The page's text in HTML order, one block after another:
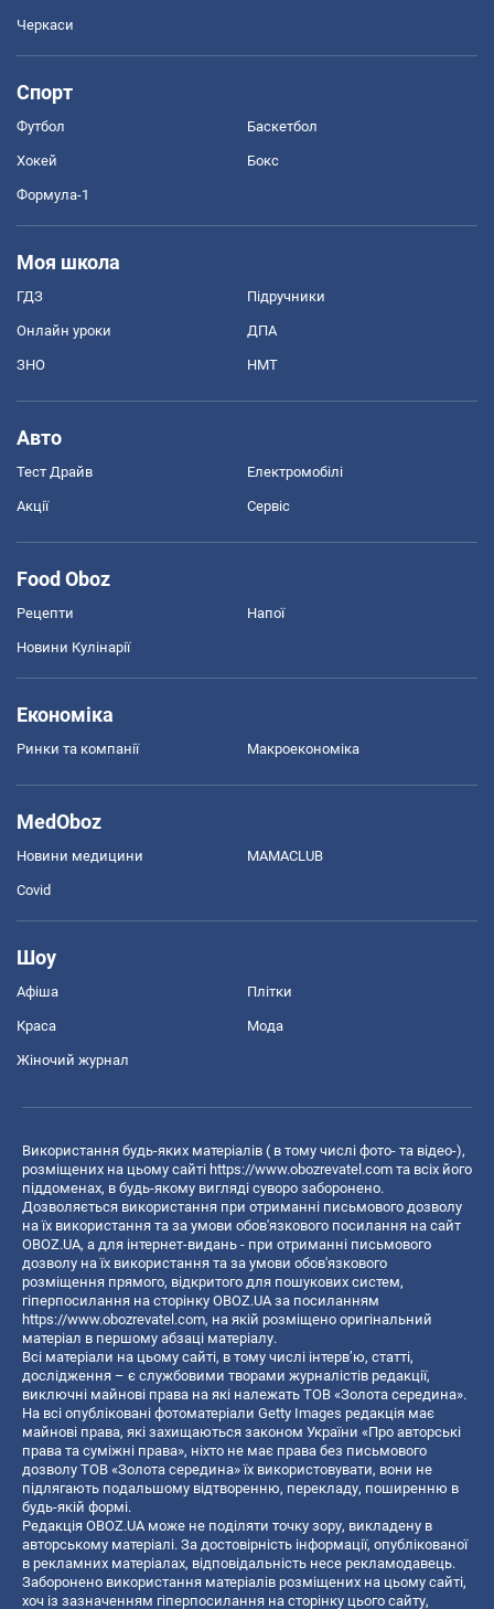
Черкаси
Спорт
Футбол Баскетбол
Хокей Бокс
Формула-1
Моя школа
ГДЗ Підручники
Онлайн уроки ДПА
ЗНО НМТ
Авто
Тест Драйв Електромобілі
Акції Сервіс
Food Oboz
Рецепти Напої
Новини Кулінарії
Економіка
Ринки та компанії Макроекономіка
MedOboz
Новини медицини MAMACLUB
Covid
Шоу
Афіша Плітки
Краса Мода
Жіночий журнал
Використання будь-яких матеріалів ( в тому числі фото- та відео-),
розміщених на цьому сайті https://www.obozrevatel.com та всіх його
піддоменах, в будь-якому вигляді суворо заборонено.
Дозволяється використання при отриманні письмового дозволу
на їх використання та за умови обов'язкового посилання на сайт
OBOZ.UA, а для інтернет-видань - при отриманні письмового
дозволу на їх використання та за умови обов'язкового
розміщення прямого, відкритого для пошукових систем,
гіперпосилання на сторінку OBOZ.UA за посиланням
https://www.obozrevatel.com, на якій розміщено оригінальний
матеріал в першому абзаці матеріалу.
Всі матеріали на цьому сайті, в тому числі інтерв’ю, статті,
дослідження – є службовими творами журналістів редакції,
виключні майнові права на які належать ТОВ «Золота середина».
На всі опубліковані фотоматеріали Getty Images редакція має
майнові права, які захищаються законом України «Про авторські
права та суміжні права», ніхто не має права без письмового
дозволу ТОВ «Золота середина» їх використовувати, вони не
підлягають подальшому відтворенню, перекладу, поширенню в
будь-якій формі.
Редакція OBOZ.UA може не поділяти точку зору, викладену в
авторському матеріалі. За достовірність інформації, опублікованої
в рекламних матеріалах, відповідальність несе рекламодавець.
Заборонено використання матеріалів розміщених на цьому сайті,
хоч із зазначенням гіперпосилання на сторінку цього сайту,